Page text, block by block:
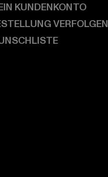
KUNDENKONTO
VERFOLGEN